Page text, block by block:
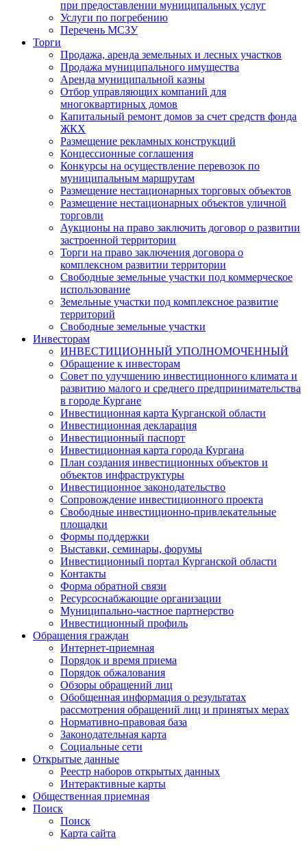
при предоставлении муниципальных услуг
Услуги по погребению
Перечень МСЗУ
Торги
Продажа, аренда земельных и лесных участков
Продажа муниципального имущества
Аренда муниципальной казны
Отбор управляющих компаний для
многоквартирных домов
Капитальный ремонт домов за счет средств фонда
ЖКХ
Размещение рекламных конструкций
Концессионные соглашения
Конкурсы на осуществление перевозок по
муниципальным маршрутам
Размещение нестационарных торговых объектов
Размещение нестационарных объектов уличной
торговли
Аукционы на право заключить договор о развитии
застроенной территории
Торги на право заключения договора о
комплексном развитии территории
Свободные земельные участки под коммерческое
использование
Земельные участки под комплексное развитие
территорий
Свободные земельные участки
Инвесторам
ИНВЕСТИЦИОННЫЙ УПОЛНОМОЧЕННЫЙ
Обращение к инвесторам
Совет по улучшению инвестиционного климата и
развитию малого и среднего предпринимательства
в городе Кургане
Инвестиционная карта Курганской области
Инвестиционная декларация
Инвестиционный паспорт
Инвестиционная карта города Кургана
План создания инвестиционных объектов и
объектов инфраструктуры
Инвестиционное законодательство
Сопровождение инвестиционного проекта
Свободные инвестиционно-привлекательные
площадки
Формы поддержки
Выставки, семинары, форумы
Инвестиционный портал Курганской области
Контакты
Форма обратной связи
Ресурсоснабжающие организации
Муниципально-частное партнерство
Инвестиционный профиль
Обращения граждан
Интернет-приемная
Порядок и время приема
Порядок обжалования
Обзоры обращений лиц
Обобщенная информация о результатах
рассмотрения обращений лиц и принятых мерах
Нормативно-правовая база
Законодательная карта
Социальные сети
Открытые данные
Реестр наборов открытых данных
Интерактивные карты
Общественная приемная
Поиск
Поиск
Карта сайта